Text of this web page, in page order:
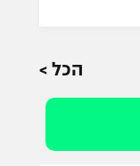
הכל >